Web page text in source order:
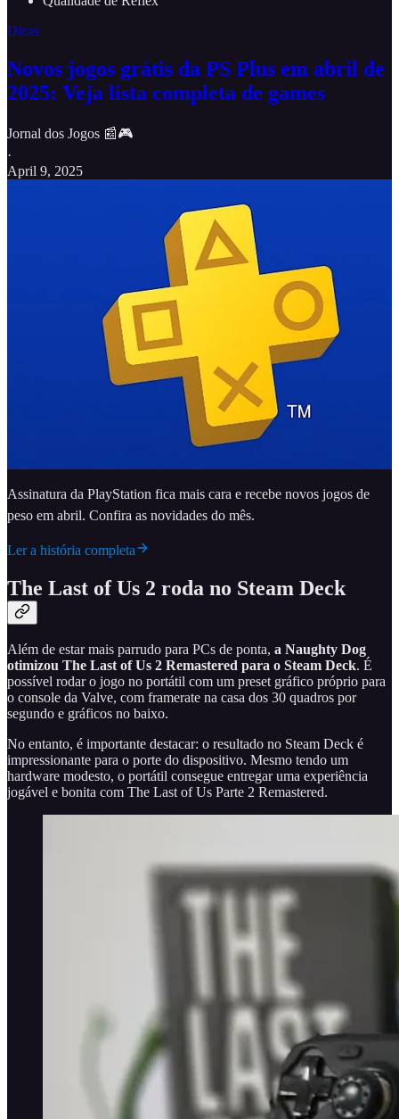
Dicas
Novos jogos grátis da PS Plus em abril de
2025: Veja lista completa de games
Jornal dos Jogos 📰🎮
·
April 9, 2025
Assinatura da PlayStation fica mais cara e recebe novos jogos de
peso em abril. Confira as novidades do mês.
Ler a história completa
The Last of Us 2 roda no Steam Deck
Além de estar mais parrudo para PCs de ponta, a Naughty Dog
otimizou The Last of Us 2 Remastered para o Steam Deck. É
possível rodar o jogo no portátil com um preset gráfico próprio para
o console da Valve, com framerate na casa dos 30 quadros por
segundo e gráficos no baixo.
No entanto, é importante destacar: o resultado no Steam Deck é
impressionante para o porte do dispositivo. Mesmo tendo um
hardware modesto, o portátil consegue entregar uma experiência
jogável e bonita com The Last of Us Parte 2 Remastered.